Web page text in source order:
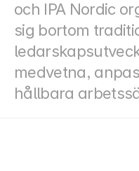
och IPA Nordic
sig bortom
medvetna,
hållbara